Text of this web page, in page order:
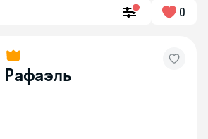
0
Рафаэль